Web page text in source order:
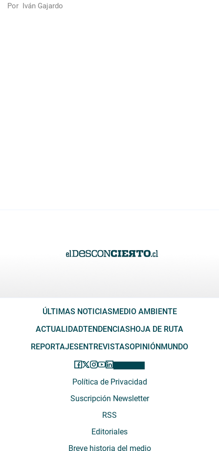
Por Iván Gajardo
ÚLTIMAS NOTICIAS MEDIO AMBIENTE
ACTUALIDADTENDENCIAS HOJA DE RUTA
REPORTAJES ENTREVISTASOPINIÓN MUNDO
Política de Privacidad
Suscripción Newsletter
RSS
Editoriales
Breve historia del medio